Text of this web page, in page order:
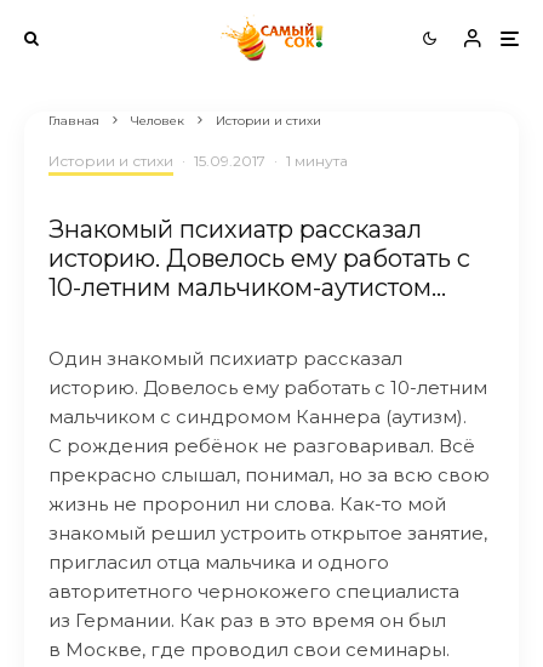
Главная Человек Истории и стихи
Истории и стихи · 15.09.2017 · 1 минута
Знакомый психиатр рассказал
историю. Довелось ему работать с
10-летним мальчиком-аутистом…
Один знакомый психиатр рассказал
историю. Довелось ему работать с 10-летним
мальчиком с синдромом Каннера (аутизм).
С рождения ребёнок не разговаривал. Всё
прекрасно слышал, понимал, но за всю свою
жизнь не проронил ни слова. Как-то мой
знакомый решил устроить открытое занятие,
пригласил отца мальчика и одного
авторитетного чернокожего специалиста
из Германии. Как раз в это время он был
в Москве, где проводил свои семинары.